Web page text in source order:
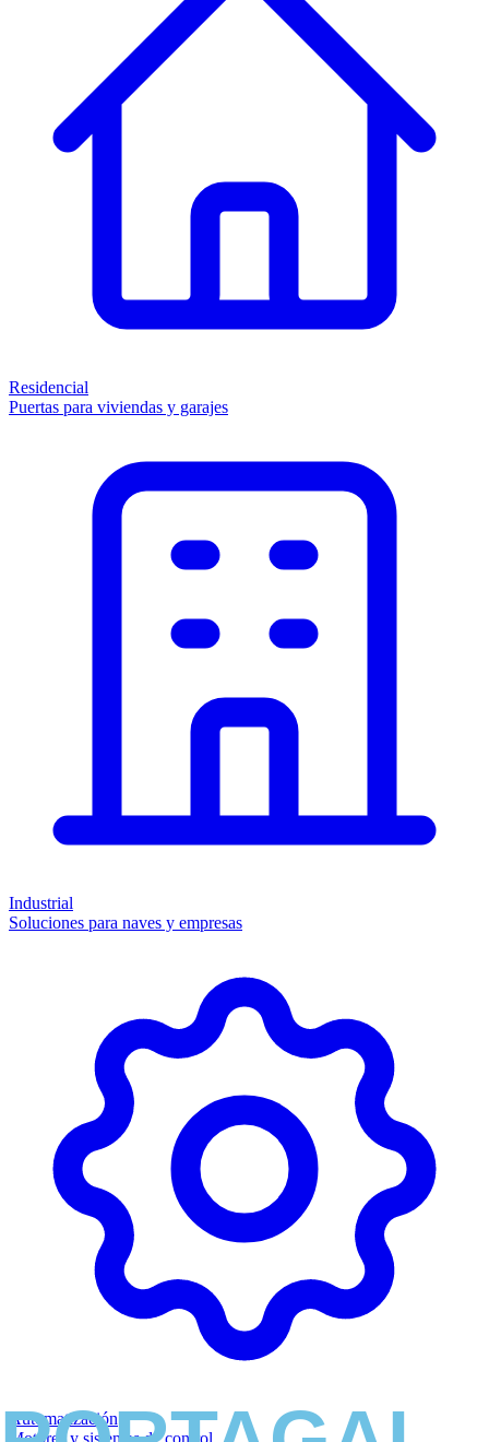
Residencial
Puertas para viviendas y garajes
Industrial
Soluciones para naves y empresas
Automatización
Motores y sistemas de control